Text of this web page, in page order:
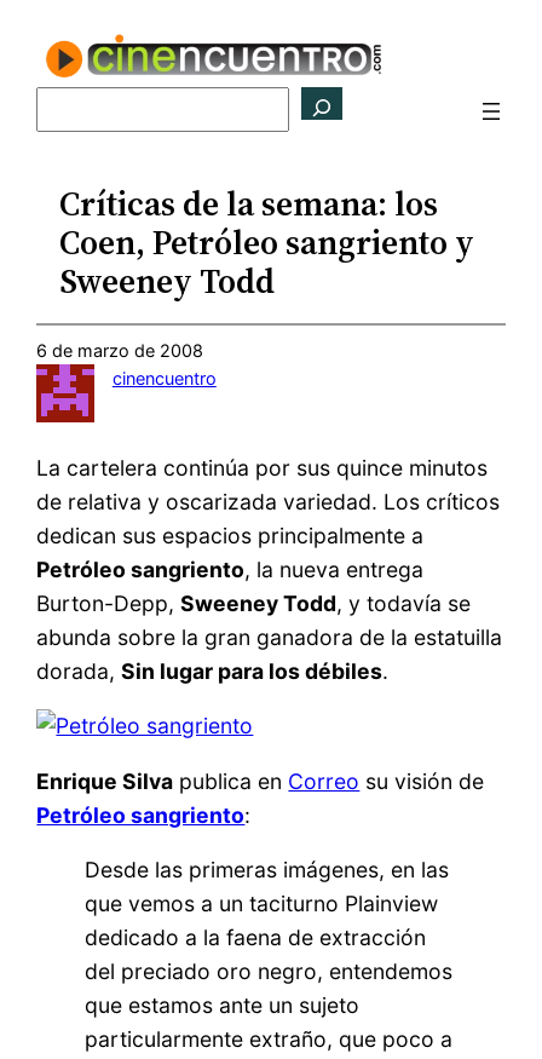
contenido
Críticas de la semana: los
Coen, Petróleo sangriento y
Sweeney Todd
6 de marzo de 2008
cinencuentro
La cartelera continúa por sus quince minutos
de relativa y oscarizada variedad. Los críticos
dedican sus espacios principalmente a
Petróleo sangriento, la nueva entrega
Burton-Depp,Sweeney Todd, y todavía se
abunda sobre la gran ganadora de la estatuilla
dorada,Sin lugar para los débiles.
Enrique Silva publica en Correo su visión de
Petróleo sangriento:
Desde las primeras imágenes, en las
que vemos a un taciturno Plainview
dedicado a la faena de extracción
del preciado oro negro, entendemos
que estamos ante un sujeto
particularmente extraño, que poco a